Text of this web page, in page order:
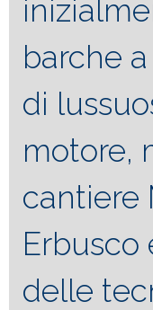
barche
di
motore,
cantiere
Erbusco
delle